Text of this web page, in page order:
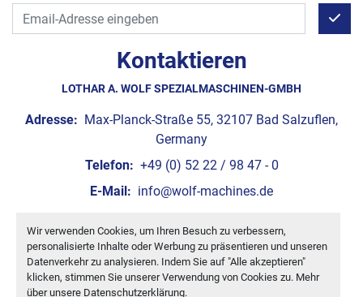
Wir verwenden Cookies, um Ihren Besuch zu verbessern,
personalisierte Inhalte oder Werbung zu präsentieren und unseren
Datenverkehr zu analysieren. Indem Sie auf "Alle akzeptieren"
klicken, stimmen Sie unserer Verwendung von Cookies zu. Mehr
über unsere Datenschutzerklärung.
Kontaktieren
LOTHAR A. WOLF SPEZIALMASCHINEN-GMBH
Adresse: Max-Planck-Straße 55, 32107 Bad Salzuflen,
Germany
Telefon: +49 (0) 52 22 / 98 47 - 0
E-Mail: info@wolf-machines.de
Cookie-Einstellungen
Machinio System-Website vonMachinio